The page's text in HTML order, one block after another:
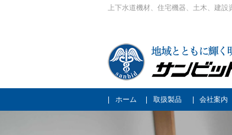
上下水道機材、住宅機器、土木、建
ホーム 取扱製品 会社案内